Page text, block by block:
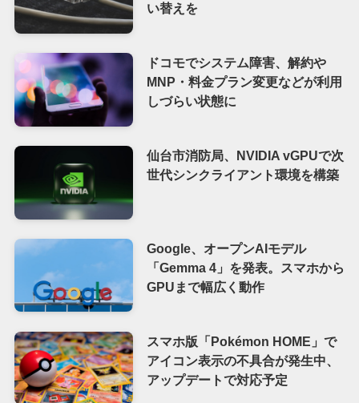
い替えを
ドコモでシステム障害、解約や
MNP・料金プラン変更などが利用
しづらい状態に
仙台市消防局、NVIDIA vGPUで次
世代シンクライアント環境を構築
Google、オープンAIモデル
「Gemma 4」を発表。スマホから
GPUまで幅広く動作
スマホ版「Pokémon HOME」で
アイコン表示の不具合が発生中、
アップデートで対応予定